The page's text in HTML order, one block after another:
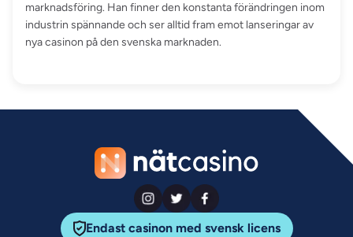
marknadsföring. Han finner den konstanta förändringen inom
industrin spännande och ser alltid fram emot lanseringar av
nya casinon på den svenska marknaden.
Endast casinon med svensk licens